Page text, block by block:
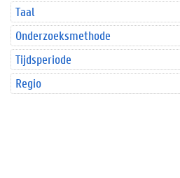
Taal
Onderzoeksmethode
Tijdsperiode
Regio